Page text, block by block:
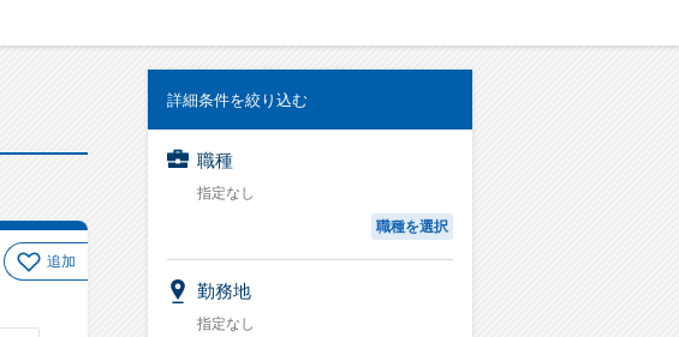
追加
詳細条件を絞り込む
職種
指定なし
職種を選択
勤務地
指定なし